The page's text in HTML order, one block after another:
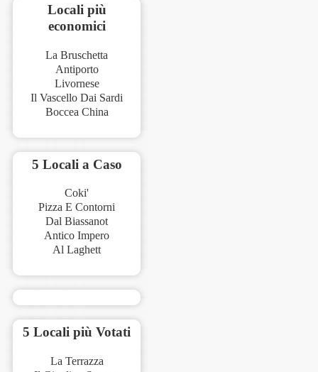
Locali più
economici
La Bruschetta
Antiporto
Livornese
Il Vascello Dai Sardi
Boccea China
5 Locali a Caso
Coki'
Pizza E Contorni
Dal Biassanot
Antico Impero
Al Laghett
5 Locali più Votati
La Terrazza